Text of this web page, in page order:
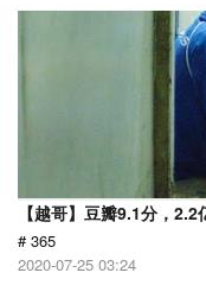
【越哥】豆瓣9.1分，
# 365
2020-07-25 03:24